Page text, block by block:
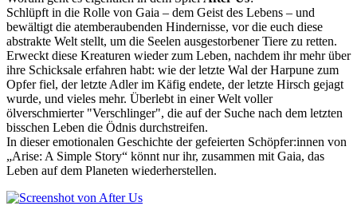
Schlüpft in die Rolle von Gaia – dem Geist des Lebens – und
bewältigt die atemberaubenden Hindernisse, vor die euch diese
abstrakte Welt stellt, um die Seelen ausgestorbener Tiere zu retten.
Erweckt diese Kreaturen wieder zum Leben, nachdem ihr mehr über
ihre Schicksale erfahren habt: wie der letzte Wal der Harpune zum
Opfer fiel, der letzte Adler im Käfig endete, der letzte Hirsch gejagt
wurde, und vieles mehr. Überlebt in einer Welt voller
ölverschmierter "Verschlinger", die auf der Suche nach dem letzten
bisschen Leben die Ödnis durchstreifen.
In dieser emotionalen Geschichte der gefeierten Schöpfer:innen von
„Arise: A Simple Story“ könnt nur ihr, zusammen mit Gaia, das
Leben auf dem Planeten wiederherstellen.